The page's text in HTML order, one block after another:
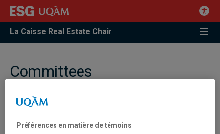
La Caisse Real Estate Chair
Committees
Executive committee
Préférences en matière de témoins